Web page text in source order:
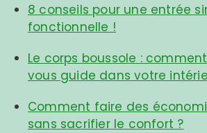
8 conseils pour une entrée
fonctionnelle !
Le corps boussole :
vous guide dans votre
Comment faire des
sans sacrifier le confort ?